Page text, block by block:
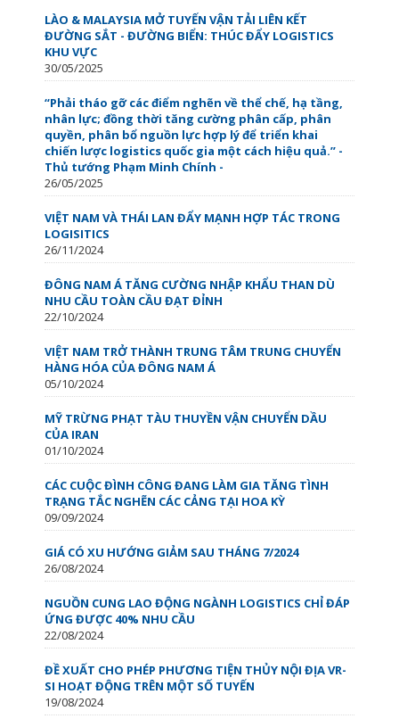
LÀO & MALAYSIA MỞ TUYẾN VẬN TẢI LIÊN KẾT
ĐƯỜNG SẮT - ĐƯỜNG BIỂN: THÚC ĐẨY LOGISTICS
KHU VỰC
30/05/2025
“Phải tháo gỡ các điểm nghẽn về thể chế, hạ tầng,
nhân lực; đồng thời tăng cường phân cấp, phân
quyền, phân bổ nguồn lực hợp lý để triển khai
chiến lược logistics quốc gia một cách hiệu quả.” -
Thủ tướng Phạm Minh Chính -
26/05/2025
VIỆT NAM VÀ THÁI LAN ĐẨY MẠNH HỢP TÁC TRONG
LOGISITICS
26/11/2024
ĐÔNG NAM Á TĂNG CƯỜNG NHẬP KHẨU THAN DÙ
NHU CẦU TOÀN CẦU ĐẠT ĐỈNH
22/10/2024
VIỆT NAM TRỞ THÀNH TRUNG TÂM TRUNG CHUYỂN
HÀNG HÓA CỦA ĐÔNG NAM Á
05/10/2024
MỸ TRỪNG PHẠT TÀU THUYỀN VẬN CHUYỂN DẦU
CỦA IRAN
01/10/2024
CÁC CUỘC ĐÌNH CÔNG ĐANG LÀM GIA TĂNG TÌNH
TRẠNG TẮC NGHẼN CÁC CẢNG TẠI HOA KỲ
09/09/2024
GIÁ CÓ XU HƯỚNG GIẢM SAU THÁNG 7/2024
26/08/2024
NGUỒN CUNG LAO ĐỘNG NGÀNH LOGISTICS CHỈ ĐÁP
ỨNG ĐƯỢC 40% NHU CẦU
22/08/2024
ĐỀ XUẤT CHO PHÉP PHƯƠNG TIỆN THỦY NỘI ĐỊA VR-
SI HOẠT ĐỘNG TRÊN MỘT SỐ TUYẾN
19/08/2024